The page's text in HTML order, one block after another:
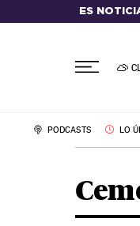
ES
PODCASTS LO